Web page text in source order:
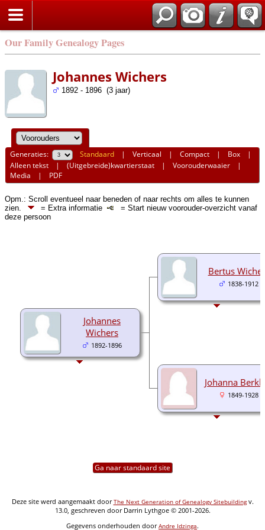
Our Family Genealogy Pages
Johannes Wichers
1892 - 1896 (3 jaar)
Generaties: Standaard |Verticaal |Compact | Box |
Alleen tekst |(Uitgebreide)kwartierstaat |Voorouderwaaier |
Media | PDF
Opm.: Scroll eventueel naar beneden of naar rechts om alles te kunnen
zien.
= Extra informatie
= Start nieuw voorouder-overzicht vanaf
deze persoon
Johannes
Wichers
1892-1896
Bertus
1838-1912
Johanna
1849-1928
Ga naar standaard site
Deze site werd aangemaakt doorThe Next Generation of Genealogy Sitebuildingv.
13.0, geschreven door Darrin Lythgoe © 2001-2026.
Gegevens onderhouden doorAndre Idzinga.